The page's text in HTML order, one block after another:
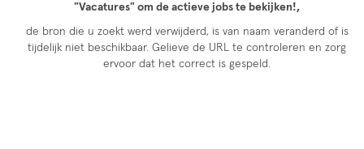
"Vacatures" om de actieve jobs te bekijken!,
de bron die u zoekt werd verwijderd, is van naam veranderd of is
tijdelijk niet beschikbaar. Gelieve de URL te controleren en zorg
ervoor dat het correct is gespeld.